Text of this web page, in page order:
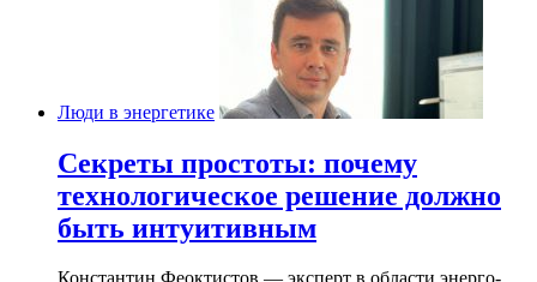
Люди в энергетике
Секреты простоты: почему
технологическое решение должно
быть интуитивным